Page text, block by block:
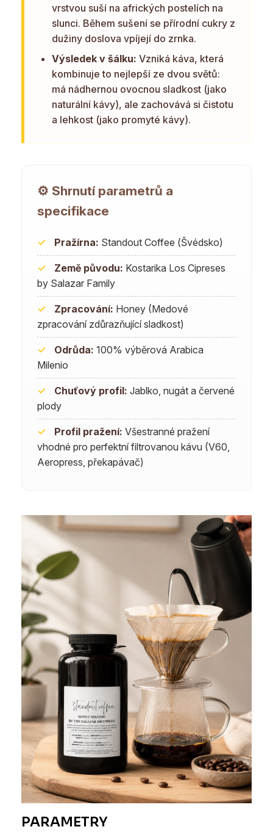
vrstvou suší na afrických postelích na
slunci. Během sušení se přírodní cukry z
dužiny doslova vpíjejí do zrnka.
Výsledek v šálku: Vzniká káva, která
kombinuje to nejlepší ze dvou světů:
má nádhernou ovocnou sladkost (jako
naturální kávy), ale zachovává si čistotu
a lehkost (jako promyté kávy).
⚙️ Shrnutí parametrů a
specifikace
✓ Pražírna: Standout Coffee (Švédsko)
✓ Země původu: Kostarika Los Cipreses
by Salazar Family
✓ Zpracování: Honey (Medové
zpracování zdůrazňující sladkost)
✓ Odrůda: 100% výběrová Arabica
Milenio
✓ Chuťový profil: Jablko, nugát a červené
plody
✓ Profil pražení: Všestranné pražení
vhodné pro perfektní filtrovanou kávu (V60,
Aeropress, překapávač)